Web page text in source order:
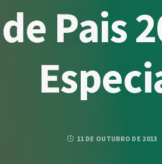
Pais
11 DE OUTUBRO DE 2013